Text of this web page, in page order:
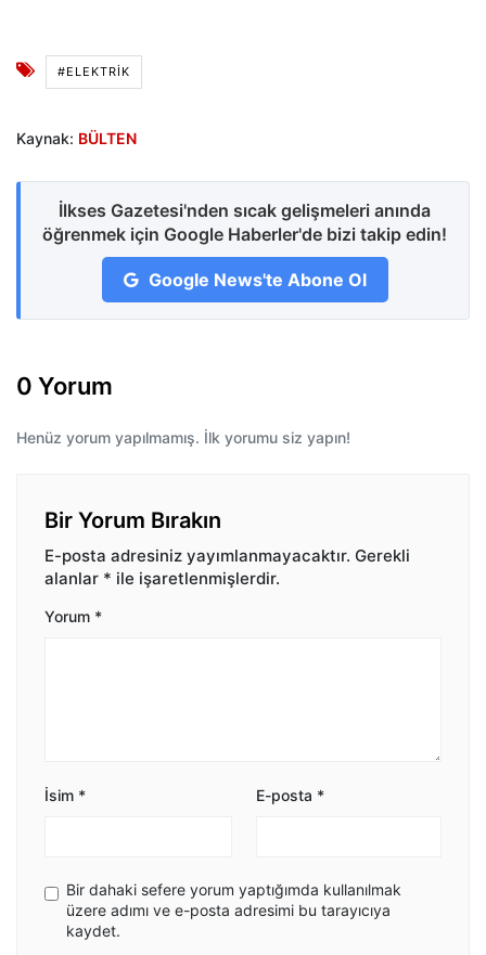
#ELEKTRIK
Kaynak: BÜLTEN
İlkses Gazetesi'nden sıcak gelişmeleri anında
öğrenmek için Google Haberler'de bizi takip edin!
Google News'te Abone Ol
0 Yorum
Henüz yorum yapılmamış. İlk yorumu siz yapın!
Bir Yorum Bırakın
E-posta adresiniz yayımlanmayacaktır. Gerekli
alanlar * ile işaretlenmişlerdir.
Yorum *
İsim * E-posta *
Bir dahaki sefere yorum yaptığımda kullanılmak
üzere adımı ve e-posta adresimi bu tarayıcıya
kaydet.